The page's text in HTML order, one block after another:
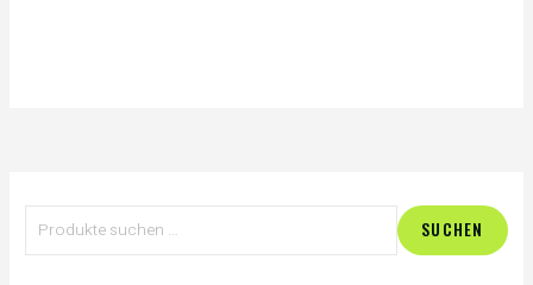
SUCHEN
ia